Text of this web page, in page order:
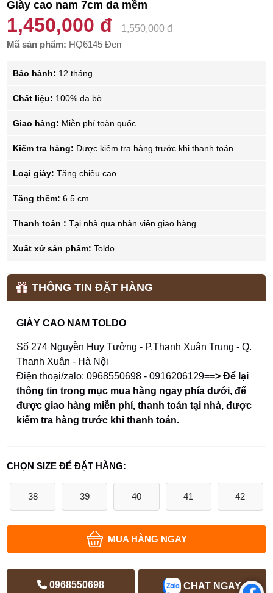
Giày cao nam 7cm da mềm
1,450,000 đ
1,550,000 đ
Mã sản phẩm: HQ6145 Đen
Bảo hành: 12 tháng
Chất liệu: 100% da bò
Giao hàng: Miễn phí toàn quốc.
Kiểm tra hàng: Được kiểm tra hàng trước khi thanh toán.
Loại giày: Tăng chiều cao
Tăng thêm: 6.5 cm.
Thanh toán : Tại nhà qua nhân viên giao hàng.
Xuất xứ sản phẩm: Toldo
THÔNG TIN ĐẶT HÀNG
GIÀY CAO NAM TOLDO
Số 274 Nguyễn Huy Tưởng - P.Thanh Xuân Trung - Q.
Thanh Xuân - Hà Nội
Điện thoại/zalo: 0968550698 - 0916206129==> Để lại
thông tin trong mục mua hàng ngay phía dưới,để
được giao hàng miễn phí, thanh toán tại nhà, được
kiểm tra hàng trước khi thanh toán.
CHỌN SIZE ĐỂ ĐẶT HÀNG:
38 39 40 41 42
MUA HÀNG NGAY
0968550698 CHAT NGAY